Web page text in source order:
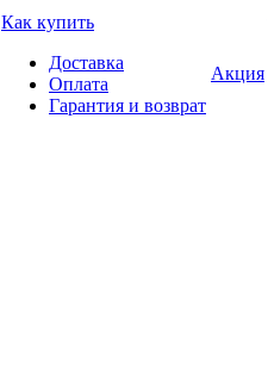
Как купить
Доставка
Оплата
Гарантия и возврат
Акция